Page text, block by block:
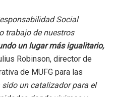
Social
trabajo de nuestros
un lugar más igualitario,
Robinson, director de
de MUFG para las
sido un catalizador para el